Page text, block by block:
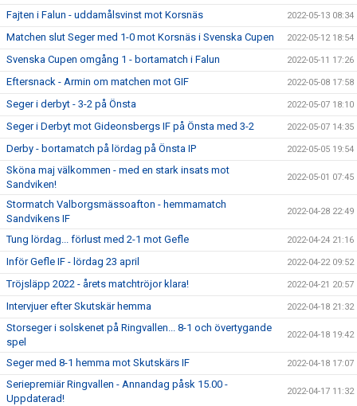
Fajten i Falun - uddamålsvinst mot Korsnäs 2022-05-13 08:34
Matchen slut Seger med 1-0 mot Korsnäs i Svenska Cupen 2022-05-12 18:54
Svenska Cupen omgång 1 - bortamatch i Falun 2022-05-11 17:26
Eftersnack - Armin om matchen mot GIF 2022-05-08 17:58
Seger i derbyt - 3-2 på Önsta 2022-05-07 18:10
Seger i Derbyt mot Gideonsbergs IF på Önsta med 3-2 2022-05-07 14:35
Derby - bortamatch på lördag på Önsta IP 2022-05-05 19:54
Sköna maj välkommen - med en stark insats mot
Sandviken!
2022-05-01 07:45
Stormatch Valborgsmässoafton - hemmamatch
Sandvikens IF
2022-04-28 22:49
Tung lördag... förlust med 2-1 mot Gefle 2022-04-24 21:16
Inför Gefle IF - lördag 23 april 2022-04-22 09:52
Tröjsläpp 2022 - årets matchtröjor klara! 2022-04-21 20:57
Intervjuer efter Skutskär hemma 2022-04-18 21:32
Storseger i solskenet på Ringvallen... 8-1 och övertygande
spel
2022-04-18 19:42
Seger med 8-1 hemma mot Skutskärs IF 2022-04-18 17:07
Seriepremiär Ringvallen - Annandag påsk 15.00 -
Uppdaterad!
2022-04-17 11:32